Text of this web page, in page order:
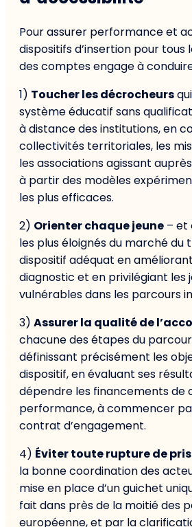
Pour assurer performance et
dispositifs d’insertion pour tous
des comptes engage à
1) Toucher les décrocheurs
système éducatif sans
à distance des institutions, en
collectivités territoriales, les
les associations agissant
à partir des modèles
les plus efficaces.
2) Orienter chaque jeune – et
les plus éloignés du marché du
dispositif adéquat en
diagnostic et en privilégiant les
vulnérables dans les parcours
3) Assurer la qualité de
chacune des étapes du
définissant précisément les
dispositif, en évaluant ses
dépendre les financements de
performance, à commencer
contrat d’engagement.
4) Éviter toute rupture de
la bonne coordination des
mise en place d’un guichet
fait dans près de la moitié des
européenne, et par la